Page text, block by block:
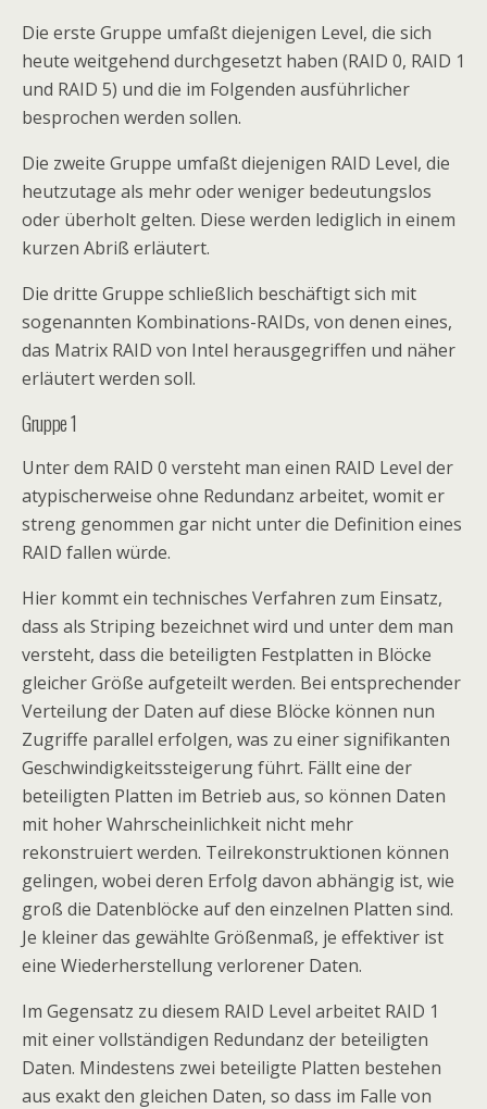
Die erste Gruppe umfaßt diejenigen Level, die sich
heute weitgehend durchgesetzt haben (RAID 0, RAID 1
und RAID 5) und die im Folgenden ausführlicher
besprochen werden sollen.
Die zweite Gruppe umfaßt diejenigen RAID Level, die
heutzutage als mehr oder weniger bedeutungslos
oder überholt gelten. Diese werden lediglich in einem
kurzen Abriß erläutert.
Die dritte Gruppe schließlich beschäftigt sich mit
sogenannten Kombinations-RAIDs, von denen eines,
das Matrix RAID von Intel herausgegriffen und näher
erläutert werden soll.
Gruppe 1
Unter dem RAID 0 versteht man einen RAID Level der
atypischerweise ohne Redundanz arbeitet, womit er
streng genommen gar nicht unter die Definition eines
RAID fallen würde.
Hier kommt ein technisches Verfahren zum Einsatz,
dass als Striping bezeichnet wird und unter dem man
versteht, dass die beteiligten Festplatten in Blöcke
gleicher Größe aufgeteilt werden. Bei entsprechender
Verteilung der Daten auf diese Blöcke können nun
Zugriffe parallel erfolgen, was zu einer signifikanten
Geschwindigkeitssteigerung führt. Fällt eine der
beteiligten Platten im Betrieb aus, so können Daten
mit hoher Wahrscheinlichkeit nicht mehr
rekonstruiert werden. Teilrekonstruktionen können
gelingen, wobei deren Erfolg davon abhängig ist, wie
groß die Datenblöcke auf den einzelnen Platten sind.
Je kleiner das gewählte Größenmaß, je effektiver ist
eine Wiederherstellung verlorener Daten.
Im Gegensatz zu diesem RAID Level arbeitet RAID 1
mit einer vollständigen Redundanz der beteiligten
Daten. Mindestens zwei beteiligte Platten bestehen
aus exakt den gleichen Daten, so dass im Falle von